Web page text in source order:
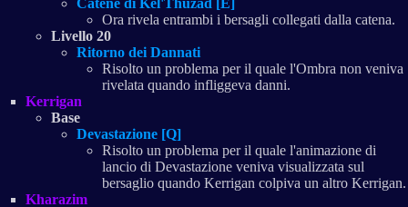
Ora rivela entrambi i bersagli collegati dalla catena.
Livello 20
Ritorno dei Dannati
Risolto un problema per il quale l'Ombra non veniva
rivelata quando infliggeva danni.
Kerrigan
Base
Devastazione [Q]
Risolto un problema per il quale l'animazione di
lancio di Devastazione veniva visualizzata sul
bersaglio quando Kerrigan colpiva un altro Kerrigan.
Kharazim